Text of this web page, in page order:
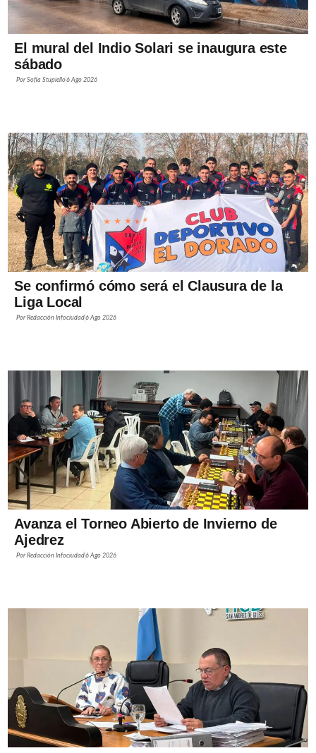
El mural del Indio Solari se inaugura este
sábado
PorSofía Stupiello6 Ago 2026
Se confirmó cómo será el Clausura de la
Liga Local
PorRedacción Infociudad6 Ago 2026
Avanza el Torneo Abierto de Invierno de
Ajedrez
PorRedacción Infociudad6 Ago 2026